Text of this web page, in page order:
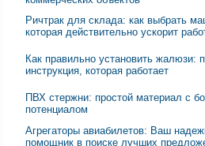
Ричтрак для склада: как выбрать
которая действительно ускорит
Как правильно установить жалюзи:
инструкция, которая работает
ПВХ стержни: простой материал с
потенциалом
Агрегаторы авиабилетов: Ваш
помощник в поиске лучших